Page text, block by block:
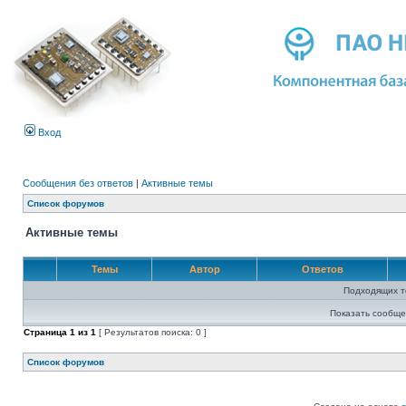
Вход
Сообщения без ответов | Активные темы
Список форумов
Активные темы
Темы Автор Ответов
Подходящих
Показать
Страница 1 из 1 [ Результатов поиска: 0 ]
Список форумов